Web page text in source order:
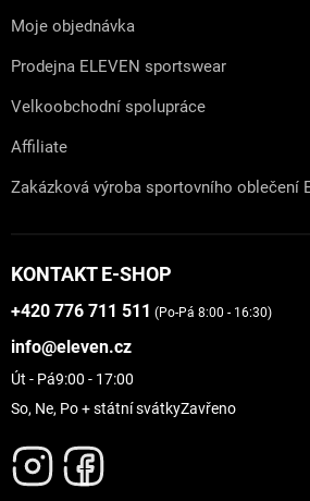
Moje objednávka
Prodejna ELEVEN sportswear
Velkoobchodní spolupráce
Affiliate
Zakázková výroba sportovního oblečení
KONTAKT E-SHOP
+420 776 711 511 (Po-Pá 8:00 - 16:30)
info@eleven.cz
Út - Pá9:00 - 17:00
So, Ne, Po + státní svátkyZavřeno